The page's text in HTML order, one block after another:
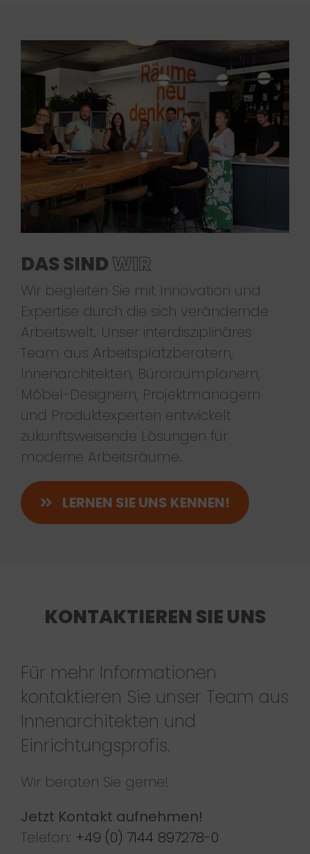
DAS SINDWIR
Wir begleiten Sie mit Innovation und
Expertise durch die sich verändernde
Arbeitswelt. Unser interdisziplinäres
Team aus Arbeitsplatzberatern,
Innenarchitekten, Büroraumplanern,
Möbel-Designern, Projektmanagern
und Produktexperten entwickelt
zukunftsweisende Lösungen für
moderne Arbeitsräume.
LERNEN SIE UNS KENNEN!
KONTAKTIEREN SIE UNS
Für mehr Informationen
kontaktieren Sie unser Team aus
Innenarchitekten und
Einrichtungsprofis.
Wir beraten Sie gerne!
Jetzt Kontakt aufnehmen!
Telefon: +49 (0) 7144 897278-0